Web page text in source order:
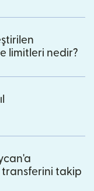
limitleri nedir?
takip